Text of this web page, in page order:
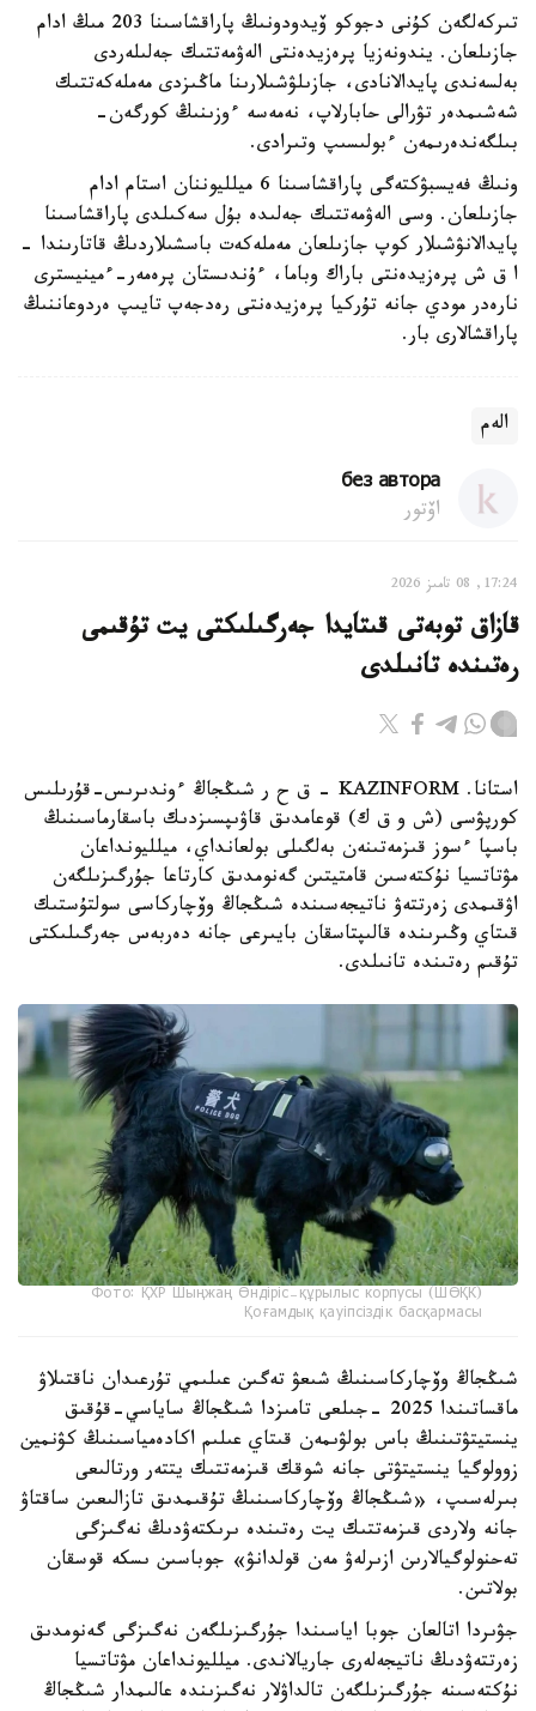
تىركەلگەن كۇنى دجوكو ۆيدودونىڭ پاراقشاسىنا 203 مىڭ ادام
جازىلعان. يندونەزيا پرەزيدەنتى الەۋمەتتىك جەلىلەردى
بەلسەندى پايدالانادى، جازىلۋشىلارىنا ماڭىزدى مەملەكەتتىك
شەشىمدەر تۋرالى حابارلاپ، نەمەسە ءوزىنىڭ كورگەن-
بىلگەندەرىمەن ءبولىسىپ وتىرادى.
ونىڭ فەيسبۋكتەگى پاراقشاسىنا 6 ميلليوننان استام ادام
جازىلعان. وسى الەۋمەتتىك جەلىدە بۇل سەكىلدى پاراقشاسىنا
پايدالانۋشىلار كوپ جازىلعان مەملەكەت باسشىلاردىڭ قاتارىندا -
ا ق ش پرەزيدەنتى باراك وباما، ءۇندىستان پرەمەر-ءمينيسترى
نارەدر مودي جانە تۇركيا پرەزيدەنتى رەدجەپ تايىپ ەردوعاننىڭ
پاراقشالارى بار.
الەم
без автора
اۆتور
17:24, 08 تامىز 2026
قازاق توبەتى قىتايدا جەرگىلىكتى يت تۇقىمى
رەتىندە تانىلدى
استانا. KAZINFORM – ق ح ر شىڭجاڭ ءوندىرىس-قۇرىلىس
كورپۋسى (ش و ق ك) قوعامدىق قاۋىپسىزدىك باسقارماسىنىڭ
باسپا ءسوز قىزمەتىنەن بەلگىلى بولعانداي، ميلليونداعان
مۋتاتسيا نۇكتەسىن قامتيتىن گەنومدىق كارتاعا جۇرگىزىلگەن
اۋقىمدى زەرتتەۋ ناتيجەسىندە شىڭجاڭ وۆچاركاسى سولتۇستىك
قىتاي وڭىرىندە قالىپتاسقان بايىرعى جانە دەربەس جەرگىلىكتى
تۇقىم رەتىندە تانىلدى.
Фото: ҚХР Шыңжаң Өндіріс-құрылыс корпусы (ШӨҚК)
Қоғамдық қауіпсіздік басқармасы
شىڭجاڭ وۆچاركاسىنىڭ شىعۋ تەگىن عىلىمي تۇرعىدان ناقتىلاۋ
ماقساتىندا 2025 -جىلعى تامىزدا شىڭجاڭ ساياسي-قۇقىق
ينستيتۋتىنىڭ باس بولۋىمەن قىتاي عىلىم اكادەمياسىنىڭ كۋنمين
زوولوگيا ينستيتۋتى جانە شوقك قىزمەتتىك يتتەر ورتالىعى
بىرلەسىپ، «شىڭجاڭ وۆچاركاسىنىڭ تۇقىمدىق تازالىعىن ساقتاۋ
جانە ولاردى قىزمەتتىك يت رەتىندە ىرىكتەۋدىڭ نەگىزگى
تەحنولوگيالارىن ازىرلەۋ مەن قولدانۋ» جوباسىن ىسكە قوسقان
بولاتىن.
جۋىردا اتالعان جوبا اياسىندا جۇرگىزىلگەن نەگىزگى گەنومدىق
زەرتتەۋدىڭ ناتيجەلەرى جاريالاندى. ميلليونداعان مۋتاتسيا
نۇكتەسىنە جۇرگىزىلگەن تالداۋلار نەگىزىندە عالىمدار شىڭجاڭ